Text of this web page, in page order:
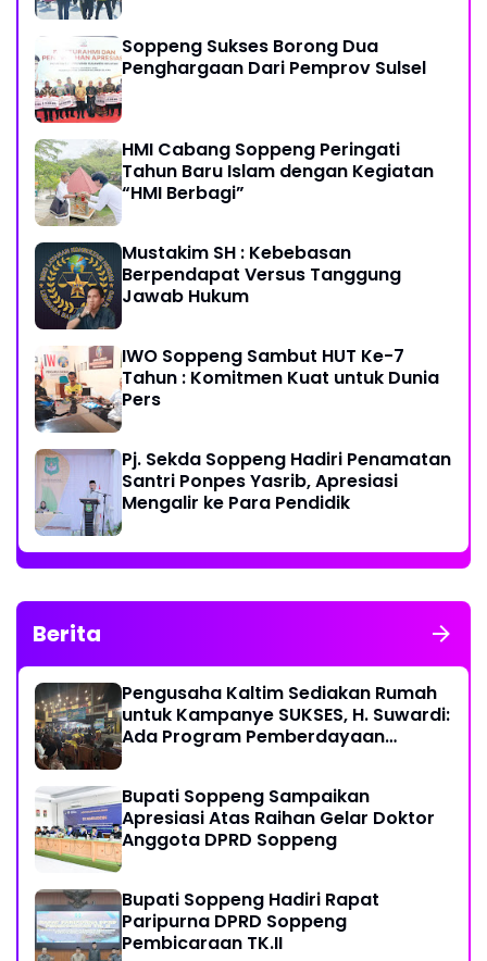
Soppeng Sukses Borong Dua
Penghargaan Dari Pemprov Sulsel
HMI Cabang Soppeng Peringati
Tahun Baru Islam dengan Kegiatan
“HMI Berbagi”
Mustakim SH : Kebebasan
Berpendapat Versus Tanggung
Jawab Hukum
IWO Soppeng Sambut HUT Ke-7
Tahun : Komitmen Kuat untuk Dunia
Pers
Pj. Sekda Soppeng Hadiri Penamatan
Santri Ponpes Yasrib, Apresiasi
Mengalir ke Para Pendidik
Berita
Pengusaha Kaltim Sediakan Rumah
untuk Kampanye SUKSES, H. Suwardi:
Ada Program Pemberdayaan
Bupati Soppeng Sampaikan
Apresiasi Atas Raihan Gelar Doktor
Anggota DPRD Soppeng
Bupati Soppeng Hadiri Rapat
Paripurna DPRD Soppeng
Pembicaraan TK.II